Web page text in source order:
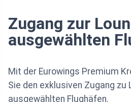
Zugang zur
ausgewählten
Mit der Eurowings Premium
Sie den exklusiven Zugang zu
ausgewählten Flughäfen.